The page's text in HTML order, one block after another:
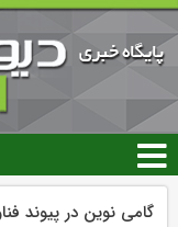
گامی نوین در پیوند